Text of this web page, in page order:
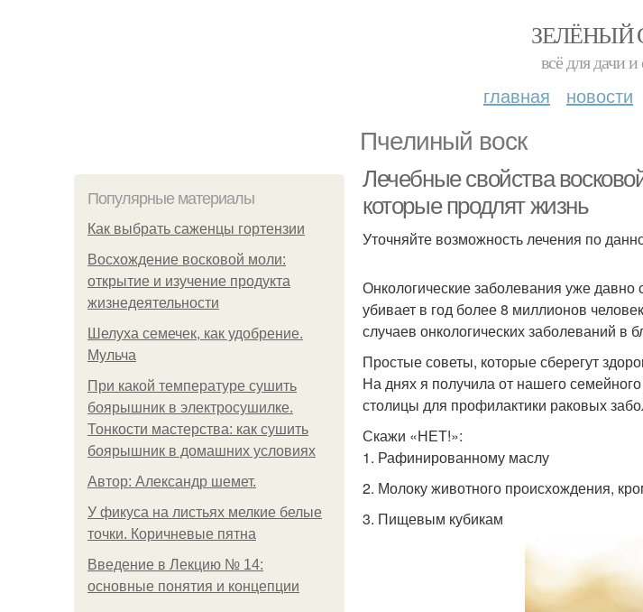
ЗЕЛЁНЫЙ
всё для дачи и
главная новости
Пчелиный воск
Популярные материалы
Как выбрать саженцы гортензии
Восхождение восковой моли:
открытие и изучение продукта
жизнедеятельности
Шелуха семечек, как удобрение.
Мульча
При какой температуре сушить
боярышник в электросушилке.
Тонкости мастерства: как сушить
боярышник в домашних условиях
Автор: Александр шемет.
У фикуса на листьях мелкие белые
точки. Коричневые пятна
Введение в Лекцию № 14:
основные понятия и концепции
Лечебные свойства
которые продлят жизнь
Уточняйте возможность лечения по
Онкологические заболевания уже
убивает в год более 8 миллионов
случаев онкологических заболеваний
Простые советы, которые сберегут
На днях я получила от нашего
столицы для профилактики раковых
Скажи «НЕТ!»:
1. Рафинированному маслу
2. Молоку животного происхождения,
3. Пищевым кубикам